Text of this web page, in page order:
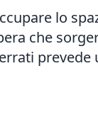
lo
che
prevede